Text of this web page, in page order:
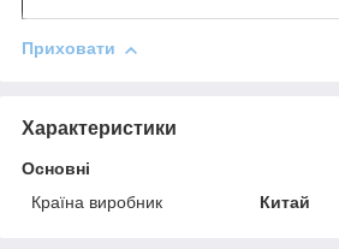
Приховати
Характеристики
Основні
Країна виробник
Китай